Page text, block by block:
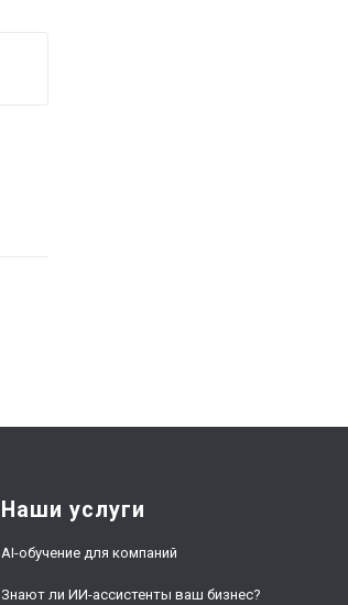
Наши услуги
AI-обучение для компаний
Знают ли ИИ-ассистенты ваш бизнес?